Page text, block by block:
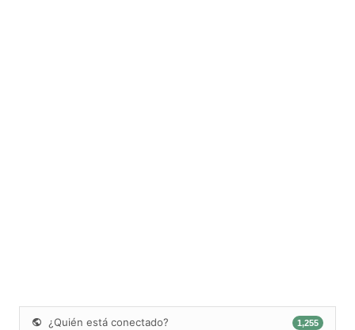
¿Quién está conectado? 1,255